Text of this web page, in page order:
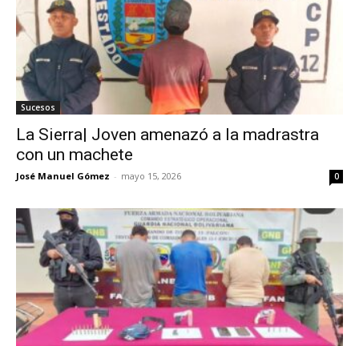
Sucesos
La Sierra| Joven amenazó a la madrastra
con un machete
José Manuel Gómez - mayo 15, 2026 0